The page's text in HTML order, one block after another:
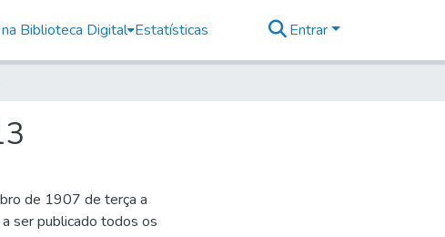
Biblioteca Digital Estatísticas Entrar
de 1907 de terça a
ser publicado todos os